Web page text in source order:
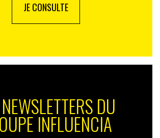
JE CONSULTE
DU
INFLUENCIA